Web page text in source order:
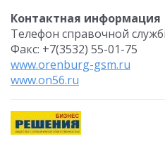
Контактная информация
Телефон справочной
Факс: +7(3532) 55-01-75
www.orenburg-gsm.ru
www.on56.ru